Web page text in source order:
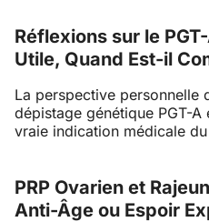
Réflexions sur le
Utile, Quand Est-il
La perspective personnelle
dépistage génétique PGT-
vraie indication médicale
PRP Ovarien et
Anti-Âge ou Espoir